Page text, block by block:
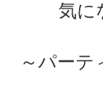
気に
～パー